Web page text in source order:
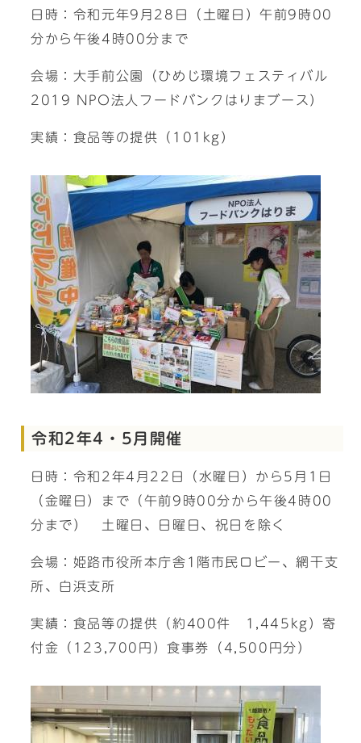
日時：令和元年9月28日（土曜日）午前9時00
分から午後4時00分まで
会場：大手前公園（ひめじ環境フェスティバル
2019 NPO法人フードバンクはりまブース）
実績：食品等の提供（101kg）
令和2年4・5月開催
日時：令和2年4月22日（水曜日）から5月1日
（金曜日）まで（午前9時00分から午後4時00
分まで） 土曜日、日曜日、祝日を除く
会場：姫路市役所本庁舎1階市民ロビー、網干支
所、白浜支所
実績：食品等の提供（約400件 1,445kg）寄
付金（123,700円）食事券（4,500円分）